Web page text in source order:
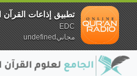
تطبيق إذاعات القرآن
EDC
مجانيundefined